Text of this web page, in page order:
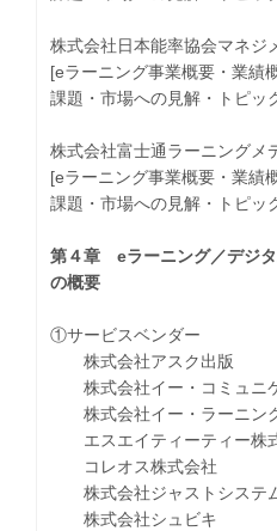
株式会社日本能率協会マネジ
[eラーニング事業概要・業績
課題・市場への見解・トピッ
株式会社富士通ラーニングメ
[eラーニング事業概要・業績
課題・市場への見解・トピッ
第４章 eラーニング／デジ
の概要
①サービスベンダー
株式会社アスク出版
株式会社イー・コミュニ
株式会社イー・ラーニン
エスエイティーティー株
コレオス株式会社
株式会社ジャストシステ
株式会社シュビキ